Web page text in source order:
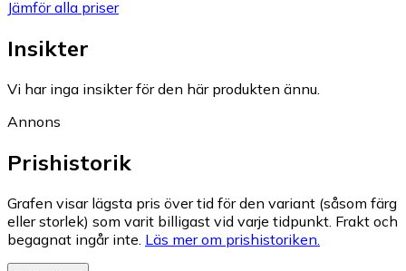
Jämför alla priser
Insikter
Vi har inga insikter för den här produkten ännu.
Annons
Prishistorik
Grafen visar lägsta pris över tid för den variant (såsom färg
eller storlek) som varit billigast vid varje tidpunkt. Frakt och
begagnat ingår inte. Läs mer om prishistoriken.